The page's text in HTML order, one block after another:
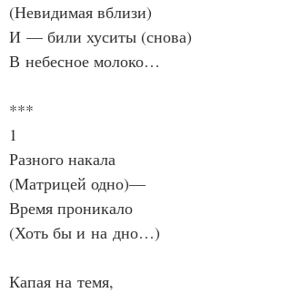
(Невидимая вблизи)
И — били хуситы (снова)
В небесное молоко…
***
1
Разного накала
(Матрицей одно)—
Время проникало
(Хоть бы и на дно…)
Капая на темя,